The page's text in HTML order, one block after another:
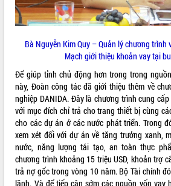
và tặng quà người dân xã Cư Pui
Hội nghị UBND tỉnh Đắk Lắk thường kỳ
Lễ truy tặng danh hiệu “Bà Mẹ Việt
Nam Anh hùng” và trao Huân chương
Lao động
UBND tỉnh Đắk Lắk triển khai nhiệm
vụ 6 tháng cuối năm 2026
Kỳ họp thứ Hai, Hội đồng nhân dân
tỉnh khóa XI quyết nghị nhiều nội dung
quan trọng
Bí thư Tỉnh ủy Lương Nguyễn Minh
Triết thăm, tặng quà người có công với
cách mạng
ALBUM ẢNH
Bà Nguyễn Kim Quy – Quản lý chương
Mạch giới thiệu khoản vay tại
Để giúp tỉnh chủ động hơn trong trong
này, Đoàn công tác đã giới thiệu thêm về
nghiệp DANIDA. Đây là chương trình cung
với mục đích chỉ trả cho trang thiết bị cùng
cho các dự án ở các nước phát triển. Trong
xem xét đối với dự án về tăng trưởng xanh,
nước, năng lượng tái tạo, an toàn thực
chương trình khoảng 15 triệu USD, khoản trợ
trả nợ gốc trong vòng 10 năm. Bộ Tài chính
lãnh. Và để tiếp cận sớm các nguồn vốn vay